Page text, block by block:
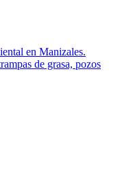
en Manizales.
de grasa, pozos